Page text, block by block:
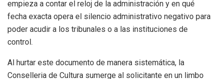
empieza a contar el reloj de la administración y en qué
fecha exacta opera el silencio administrativo negativo para
poder acudir a los tribunales o a las instituciones de
control.
Al hurtar este documento de manera sistemática, la
Conselleria de Cultura sumerge al solicitante en un limbo